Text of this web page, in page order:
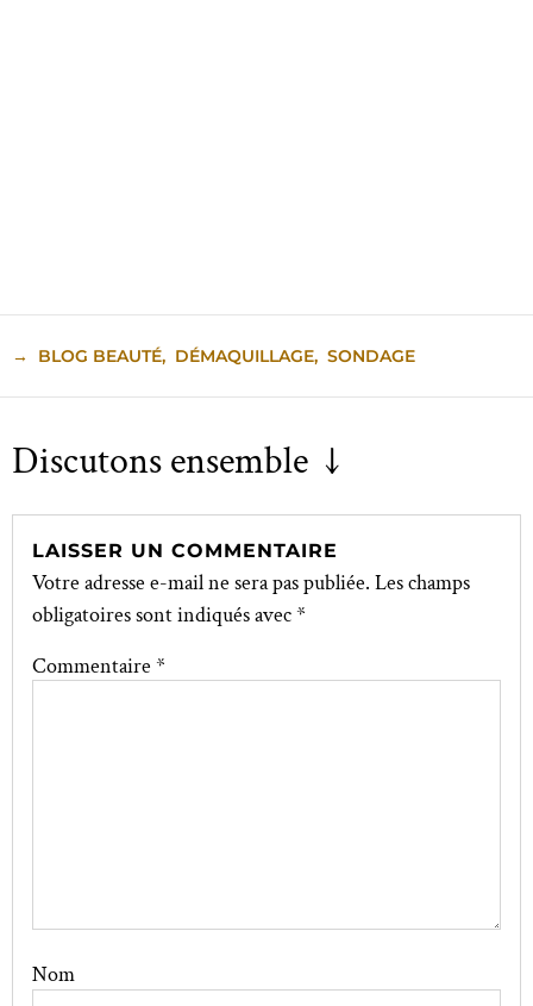
→ BLOG BEAUTÉ, DÉMAQUILLAGE, SONDAGE
Discutons ensemble ↓
LAISSER UN COMMENTAIRE
Votre adresse e-mail ne sera pas publiée. Les champs
obligatoires sont indiqués avec*
Commentaire *
Nom